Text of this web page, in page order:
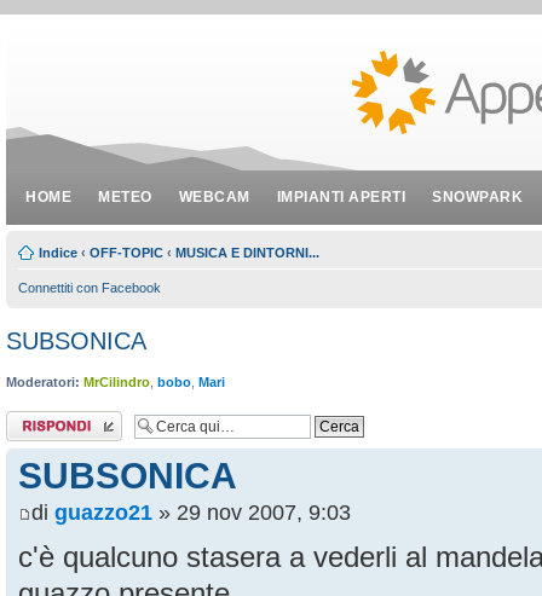
HOME METEO WEBCAM IMPIANTI APERTI SNOWPARK
Indice ‹ OFF-TOPIC ‹ MUSICA E DINTORNI...
Connettiti con Facebook
SUBSONICA
Moderatori: MrCilindro bobo Mari
Rispondi al
messaggio
SUBSONICA
di guazzo21 » 29 nov 2007, 9:03
c'è qualcuno stasera a vederli al